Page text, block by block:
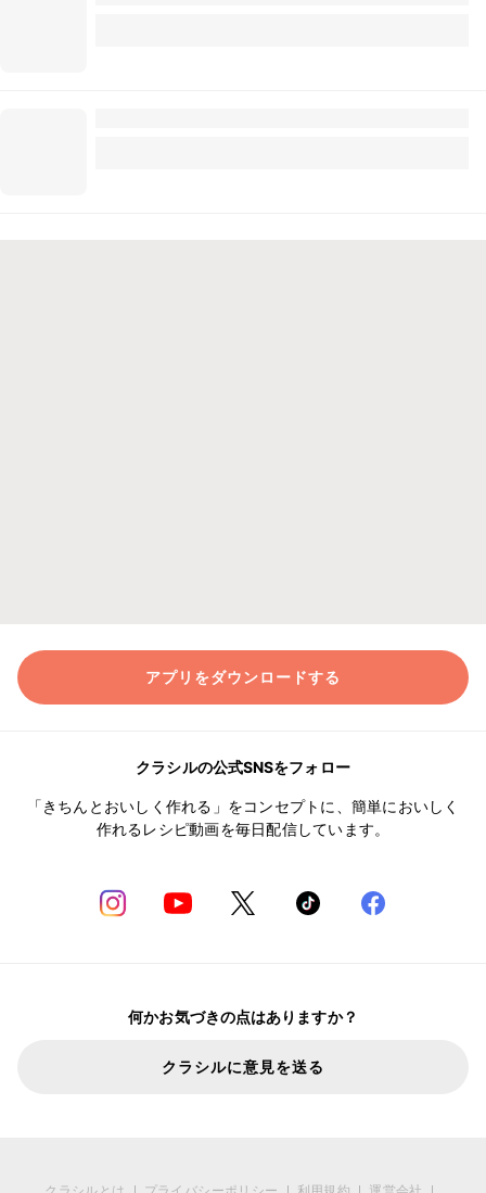
アプリをダウンロードする
クラシルの公式SNSをフォロー
「きちんとおいしく作れる」をコンセプトに、簡単においしく
作れるレシピ動画を毎日配信しています。
何かお気づきの点はありますか？
クラシルに意見を送る